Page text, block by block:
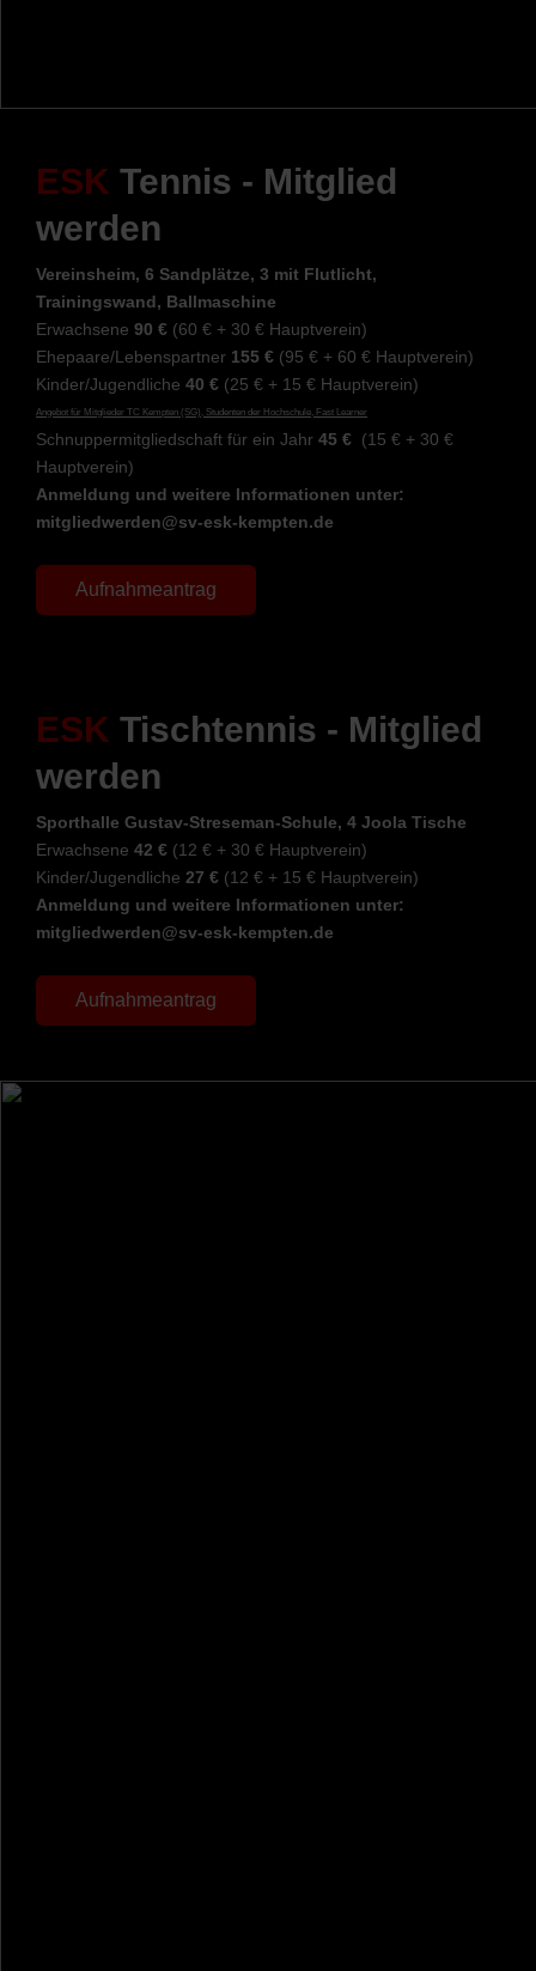
ESK Tennis - Mitglied
werden
Vereinsheim, 6 Sandplätze, 3 mit Flutlicht,
Trainingswand, Ballmaschine
Erwachsene 90 € (60 € + 30 € Hauptverein)
Ehepaare/Lebenspartner 155 € (95 € + 60 € Hauptverein)
Kinder/Jugendliche 40 € (25 € + 15 € Hauptverein)
Angebot für Mitglieder TC Kempten (SG), Studenten der Hochschule, Fast Learner
Schnuppermitgliedschaft für ein Jahr 45 € (15 € + 30 €
Hauptverein)
Anmeldung und weitere Informationen unter:
mitgliedwerden@sv-esk-kempten.de
Aufnahmeantrag
ESK Tischtennis - Mitglied
werden
Sporthalle Gustav-Streseman-Schule, 4 Joola Tische
Erwachsene 42 € (12 € + 30 € Hauptverein)
Kinder/Jugendliche 27 € (12 € + 15 € Hauptverein)
Anmeldung und weitere Informationen unter:
mitgliedwerden@sv-esk-kempten.de
Aufnahmeantrag